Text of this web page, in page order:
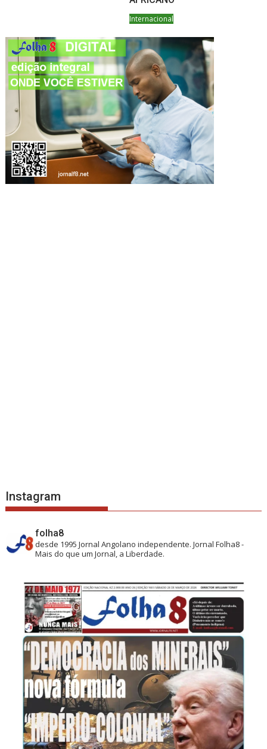
Internacional
Instagram
folha8
desde 1995 Jornal Angolano independente.Jornal Folha8 -
Mais do que um Jornal, a Liberdade.